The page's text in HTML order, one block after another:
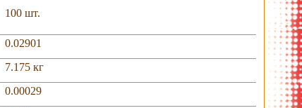
100 шт.
0.02901
7.175 кг
0.00029